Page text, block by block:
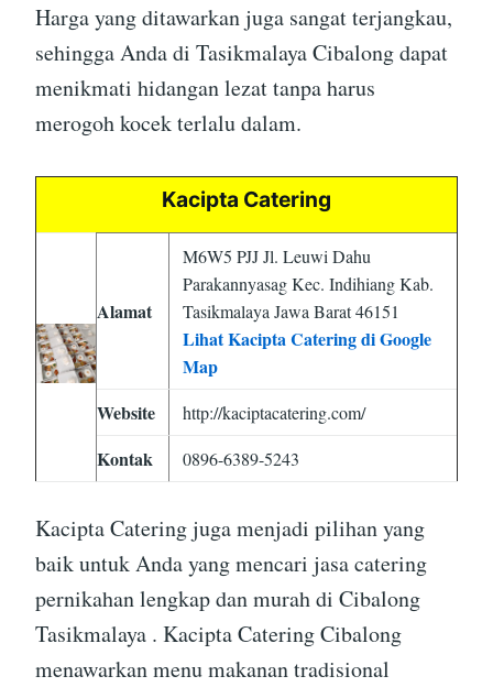
Harga yang ditawarkan juga sangat terjangkau,
sehingga Anda di Tasikmalaya Cibalong dapat
menikmati hidangan lezat tanpa harus
merogoh kocek terlalu dalam.
Kacipta Catering
Alamat
M6W5 PJJ Jl. Leuwi Dahu
Parakannyasag Kec. Indihiang Kab.
Tasikmalaya Jawa Barat 46151
Lihat Kacipta Catering di Google
Map
Website
http://kaciptacatering.com/
Kontak 0896-6389-5243
Kacipta Catering juga menjadi pilihan yang
baik untuk Anda yang mencari jasa catering
pernikahan lengkap dan murah di Cibalong
Tasikmalaya . Kacipta Catering Cibalong
menawarkan menu makanan tradisional